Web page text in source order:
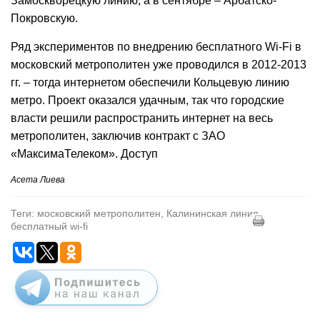
Покровскую.
Ряд экспериментов по внедрению бесплатного Wi-Fi в
московский метрополитен уже проводился в 2012-2013
гг. – тогда интернетом обеспечили Кольцевую линию
метро. Проект оказался удачным, так что городские
власти решили распространить интернет на весь
метрополитен, заключив контракт с ЗАО
«МаксимаТелеком». Доступ
Асета Лиева
Теги: московский метрополитен, Калининская линия,
бесплатный wi-fi